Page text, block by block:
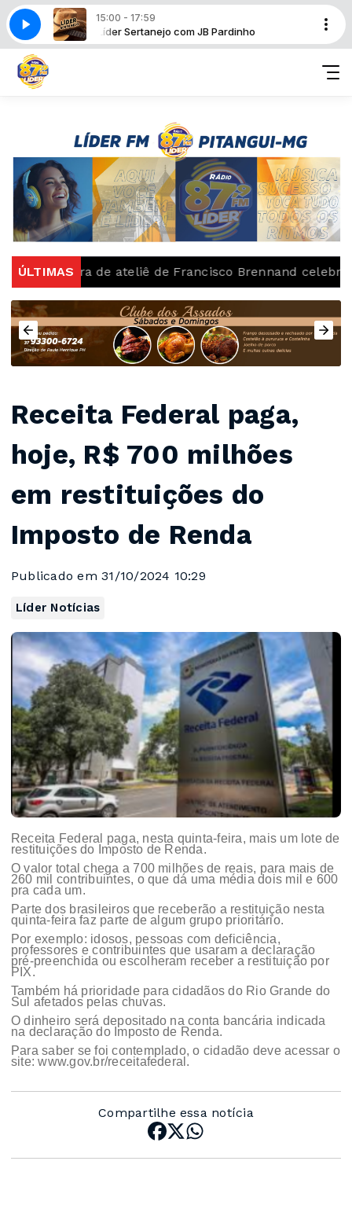
15:00 - 17:59
Líder Sertanejo com JB Pardinho
ÚLTIMASde ateliê de Francisco Brennand celebra
Receita Federal paga,
hoje, R$ 700 milhões
em restituições do
Imposto de Renda
Publicado em 31/10/2024 10:29
Líder Notícias
Receita Federal paga, nesta quinta-feira, mais um lote de
restituições do Imposto de Renda.
O valor total chega a 700 milhões de reais, para mais de
260 mil contribuintes, o que dá uma média dois mil e 600
pra cada um.
Parte dos brasileiros que receberão a restituição nesta
quinta-feira faz parte de algum grupo prioritário.
Por exemplo: idosos, pessoas com deficiência,
professores e contribuintes que usaram a declaração
pré-preenchida ou escolheram receber a restituição por
PIX.
Também há prioridade para cidadãos do Rio Grande do
Sul afetados pelas chuvas.
O dinheiro será depositado na conta bancária indicada
na declaração do Imposto de Renda.
Para saber se foi contemplado, o cidadão deve acessar o
site: www.gov.br/receitafederal.
Compartilhe essa notícia